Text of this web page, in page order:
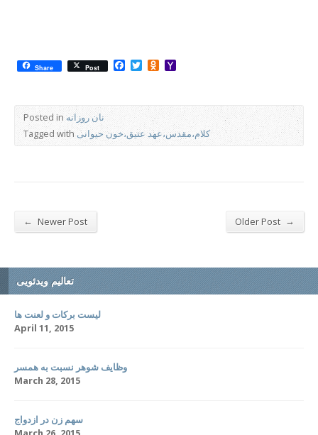
Share Post Facebook
TwitterOdnoklassniki
Posted in نان روزانه
Tagged withکلام،مقدس،عهد عتیق،خون حیوانی
← Newer Post Older Post →
تعالیم ویدئویی
لیست برکات و لعنت ها
April 11, 2015
وظایف شوهر نسبت به همسر
March 28, 2015
سهم زن در ازدواج